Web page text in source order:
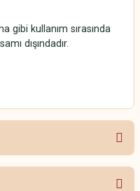
gibi kullanım sırasında
dışındadır.